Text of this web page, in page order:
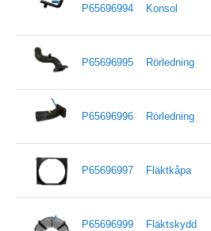
P65696994 Konsol
P65696995 Rörledning
P65696996 Rörledning
P65696997 Fläktkåpa
P65696999 Fläktskydd